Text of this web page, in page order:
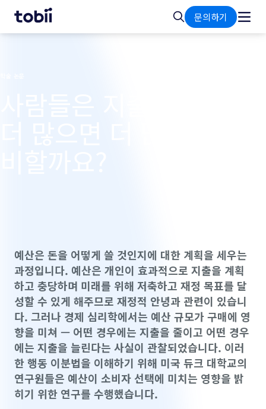
검
색
문의하기
예산은 돈을 어떻게 쓸 것인지에 대한 계획을 세우는
과정입니다. 예산은 개인이 효과적으로 지출을 계획
하고 충당하며 미래를 위해 저축하고 재정 목표를 달
성할 수 있게 해주므로 재정적 안녕과 관련이 있습니
다. 그러나 경제 심리학에서는 예산 규모가 구매에 영
향을 미쳐 — 어떤 경우에는 지출을 줄이고 어떤 경우
에는 지출을 늘린다는 사실이 관찰되었습니다. 이러
한 행동 이분법을 이해하기 위해 미국 듀크 대학교의
연구원들은 예산이 소비자 선택에 미치는 영향을 밝
히기 위한 연구를 수행했습니다.